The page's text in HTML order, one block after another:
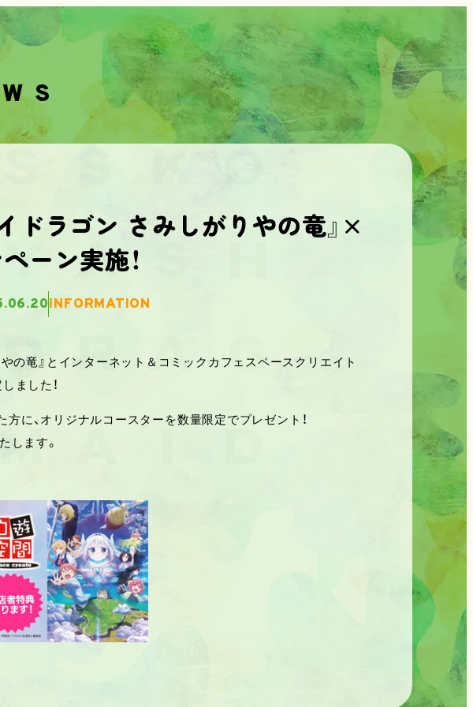
ドラゴン さみしがりやの竜』×
ーン実施！
INFORMATION
の竜』とインターネット＆コミックカフェスペースクリエイト
ました！
方に、オリジナルコースターを数量限定でプレゼント！
します。